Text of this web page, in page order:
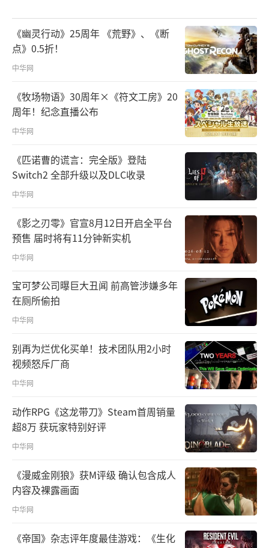
《幽灵行动》25周年 《荒野》、《断
点》0.5折！
中华网
《牧场物语》30周年×《符文工房》20
周年！纪念直播公布
中华网
《匹诺曹的谎言：完全版》登陆
Switch2 全部升级以及DLC收录
中华网
《影之刃零》官宣8月12日开启全平台
预售 届时将有11分钟新实机
中华网
宝可梦公司曝巨大丑闻 前高管涉嫌多年
在厕所偷拍
中华网
别再为烂优化买单！技术团队用2小时
视频怒斥厂商
中华网
动作RPG《这龙带刀》Steam首周销量
超8万 获玩家特别好评
中华网
《漫威金刚狼》获M评级 确认包含成人
内容及裸露画面
中华网
《帝国》杂志评年度最佳游戏：《生化